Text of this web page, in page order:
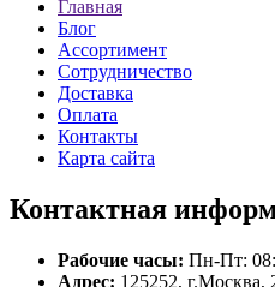
Главная
Блог
Ассортимент
Сотрудничество
Доставка
Оплата
Контакты
Карта сайта
Контактная
Рабочие часы: Пн-Пт:
Адрес: 125252, г.Москва,